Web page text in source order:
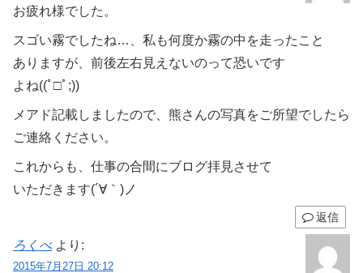
お疲れ様でした。
スゴい霧でしたね…、私も何度か霧の中を走ったこと
ありますが、前後左右見えないのって恐いです
よね((ﾟ□ﾟ;))
メアド記載しましたので、熊さんの写真をご所望でしたら
ご連絡ください。
これからも、仕事の合間にブログ拝見させて
いただきます(´∀｀)ノ
返信
ろくべ より:
2015年7月27日 20:12